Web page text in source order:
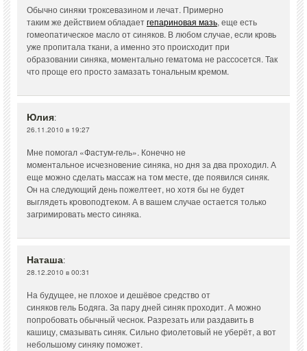
Обычно синяки троксевазином и лечат. Примерно
таким же действием обладаетгепариновая мазь, еще есть
гомеопатическое масло от синяков. В любом случае, если кровь
уже пропитала ткани, а именно это происходит при
образовании синяка, моментально гематома не рассосется. Так
что проще его просто замазать тональным кремом.
Юлия:
26.11.2010 в 19:27
Мне помогал «Фастум-гель». Конечно не
моментальное исчезновение синяка, но дня за два проходил. А
еще можно сделать массаж на том месте, где появился синяк.
Он на следующий день пожелтеет, но хотя бы не будет
выглядеть кровоподтеком. А в вашем случае остается только
загримировать место синяка.
Наташа:
28.12.2010 в 00:31
На будущее, не плохое и дешёвое средство от
синяков гель Бодяга. За пару дней синяк проходит. А можно
попробовать обычный чеснок. Разрезать или раздавить в
кашицу, смазывать синяк. Сильно фиолетовый не уберёт, а вот
небольшому синяку поможет.